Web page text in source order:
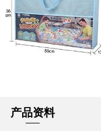
产品资料